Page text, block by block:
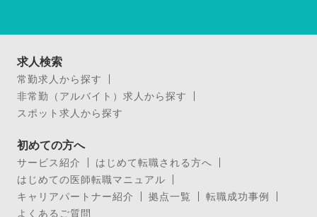
求人検索
常勤求人から探す
非常勤（アルバイト）求人から探す
スポット求人から探す
初めての方へ
サービス紹介
はじめて転職される方へ
はじめての医師転職マニュアル
キャリアパートナー紹介
拠点一覧
転職成功事例
よくあるご質問